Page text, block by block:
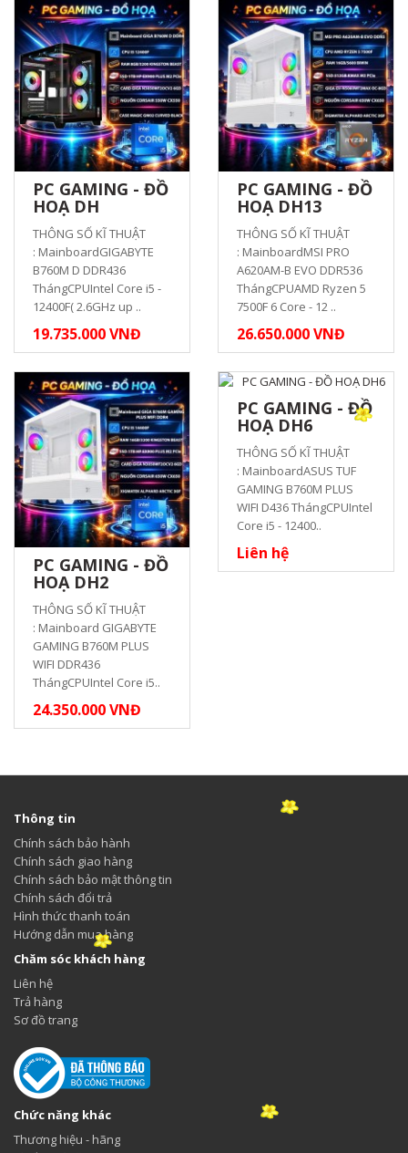
PC GAMING - ĐỒ
HOẠ DH
THÔNG SỐ KĨ THUẬT
: MainboardGIGABYTE
B760M D DDR436
ThángCPUIntel Core i5 -
12400F( 2.6GHz up ..
19.735.000 VNĐ
PC GAMING - ĐỒ
HOẠ DH13
THÔNG SỐ KĨ THUẬT
: MainboardMSI PRO
A620AM-B EVO DDR536
ThángCPUAMD Ryzen 5
7500F 6 Core - 12 ..
26.650.000 VNĐ
PC GAMING - ĐỒ
HOẠ DH2
THÔNG SỐ KĨ THUẬT
: Mainboard GIGABYTE
GAMING B760M PLUS
WIFI DDR436
ThángCPUIntel Core i5..
24.350.000 VNĐ
PC GAMING - ĐỒ
HOẠ DH6
THÔNG SỐ KĨ THUẬT
: MainboardASUS TUF
GAMING B760M PLUS
WIFI D436 ThángCPUIntel
Core i5 - 12400..
Liên hệ
Thông tin
Chính sách bảo hành
Chính sách giao hàng
Chính sách bảo mật thông tin
Chính sách đổi trả
Hình thức thanh toán
Hướng dẫn mua hàng
Chăm sóc khách hàng
Liên hệ
Trả hàng
Sơ đồ trang
Chức năng khác
Thương hiệu - hãng